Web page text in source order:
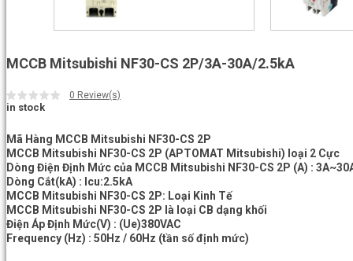
MCCB Mitsubishi NF30-CS 2P/3A-30A/2.5kA
0 Review(s)
in stock
Mã Hàng MCCB Mitsubishi NF30-CS 2P
MCCB Mitsubishi NF30-CS 2P (APTOMAT Mitsubishi) loại 2 Cực
Dòng Điện Định Mức của MCCB Mitsubishi NF30-CS 2P (A) :
Dòng Cắt(kA) : Icu:2.5kA
MCCB Mitsubishi NF30-CS 2P: Loại Kinh Tế
MCCB Mitsubishi NF30-CS 2P là loại CB dạng khối
Điện Áp Định Mức(V) : (Ue)380VAC
Frequency (Hz) : 50Hz / 60Hz (tần số định mức)